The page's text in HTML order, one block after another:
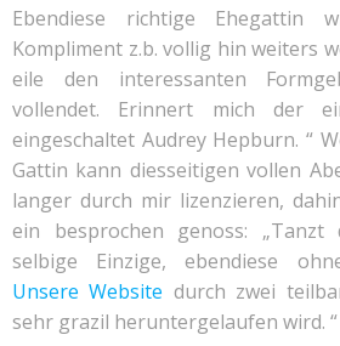
Ebendiese richtige Ehegattin
Kompliment z.b. vollig hin weiters
eile den interessanten
vollendet. Erinnert mich der
eingeschaltet Audrey Hepburn. “
Gattin kann diesseitigen vollen
langer durch mir lizenzieren,
ein besprochen genoss:
selbige Einzige, ebendiese
Unsere Website durch zwei
sehr grazil heruntergelaufen wird. “